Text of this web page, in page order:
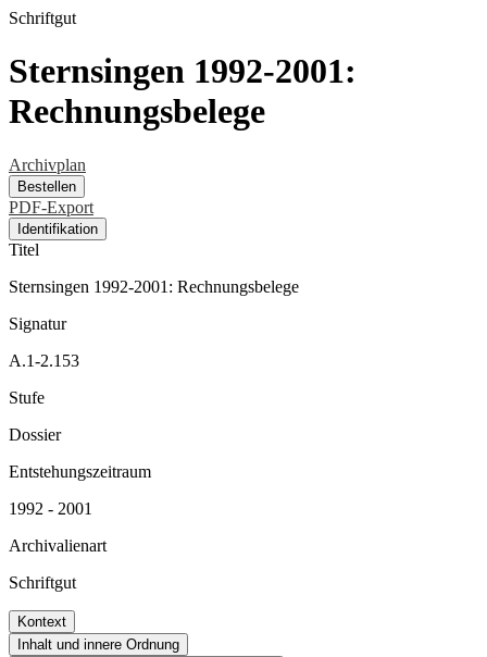
Schriftgut
Sternsingen 1992-2001:
Rechnungsbelege
Archivplan
Bestellen
PDF-Export
Identifikation
Titel
Sternsingen 1992-2001: Rechnungsbelege
Signatur
A.1-2.153
Stufe
Dossier
Entstehungszeitraum
1992 - 2001
Archivalienart
Schriftgut
Kontext
Inhalt und innere Ordnung